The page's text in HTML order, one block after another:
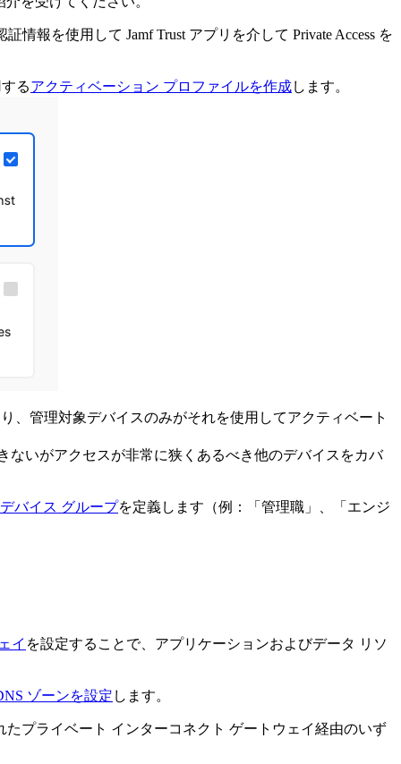
情報を使用して Jamf Trust アプリを介して Private Access を
るアクティベーション プロファイルを作成します。
、管理対象デバイスのみがそれを使用してアクティベート
いがアクセスが非常に狭くあるべき他のデバイスをカバ
デバイス グループを定義します（例：「管理職」、「エンジ
イ を設定することで、アプリケーションおよびデータ リソ
ゾーンを設定 します。
プライベート インターコネクト ゲートウェイ経由のいず